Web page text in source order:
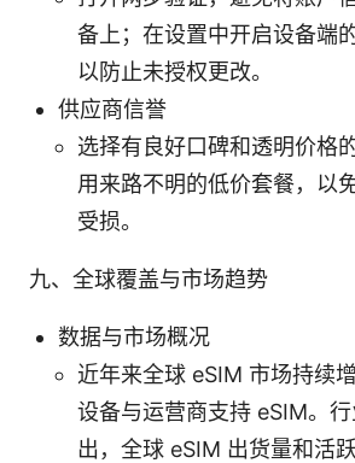
备上；在设置中开启设备端
以防止未授权更改。
供应商信誉
选择有良好口碑和透明价格
用来路不明的低价套餐，以
受损。
九、全球覆盖与市场趋势
数据与市场概况
近年来全球 eSIM 市场持续
设备与运营商支持 eSIM。
出，全球 eSIM 出货量和活